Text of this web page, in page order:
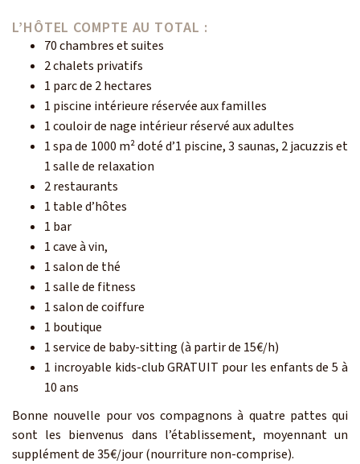
L’HÔTEL COMPTE AU TOTAL :
70 chambres et suites
2 chalets privatifs
1 parc de 2 hectares
1 piscine intérieure réservée aux familles
1 couloir de nage intérieur réservé aux adultes
1 spa de 1000 m² doté d’1 piscine, 3 saunas, 2 jacuzzis et
1 salle de relaxation
2 restaurants
1 table d’hôtes
1 bar
1 cave à vin,
1 salon de thé
1 salle de fitness
1 salon de coiffure
1 boutique
1 service de baby-sitting (à partir de 15€/h)
1 incroyable kids-club GRATUIT pour les enfants de 5 à
10 ans
Bonne nouvelle pour vos compagnons à quatre pattes qui
sont les bienvenus dans l’établissement, moyennant un
supplément de 35€/jour (nourriture non-comprise).